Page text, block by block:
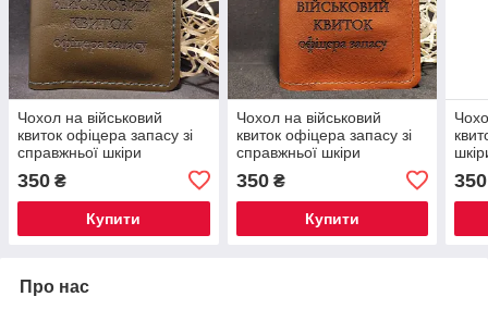
Чохол на військовий
квиток офіцера запасу зі
справжньої шкіри
350 ₴
Купити
Чохол на військовий
квиток офіцера запасу зі
справжньої шкіри
350₴
Купити
350
Про нас